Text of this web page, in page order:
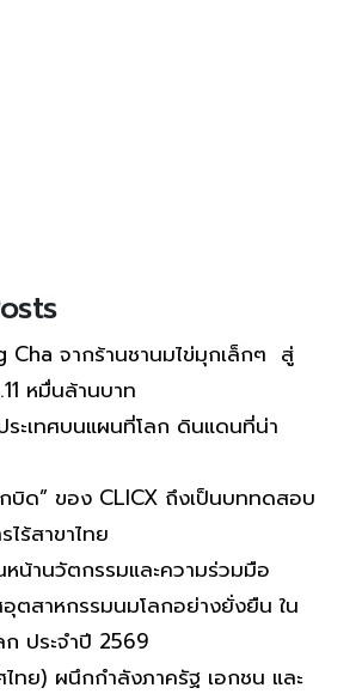
Cha จากร้านชานมไข่มุกเล็กๆ สู่
หมื่นล้านบาท
ระเทศบนแผนที่โลก ดินแดนที่น่า
บิด” ของ CLICX ถึงเป็นบททดสอบ
ร้สาขาไทย
น้านวัตกรรมและความร่วมมือ
อุตสาหกรรมนมโลกอย่างยั่งยืน ใน
ก ประจำปี 2569
ไทย) ผนึกกำลังภาครัฐ เอกชน และ